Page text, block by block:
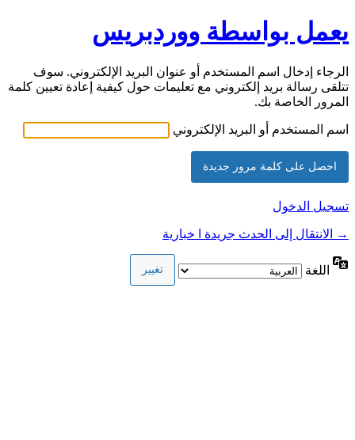
يعمل بواسطة ووردبريس
الرجاء إدخال اسم المستخدم أو عنوان البريد الإلكتروني. سوف
تتلقى رسالة بريد إلكتروني مع تعليمات حول كيفية إعادة تعيين كلمة
المرور الخاصة بك.
اسم المستخدم أو البريد الإلكتروني
تسجيل الدخول
→ الانتقال إلى الحدث جريدة ا خبارية
اللغة